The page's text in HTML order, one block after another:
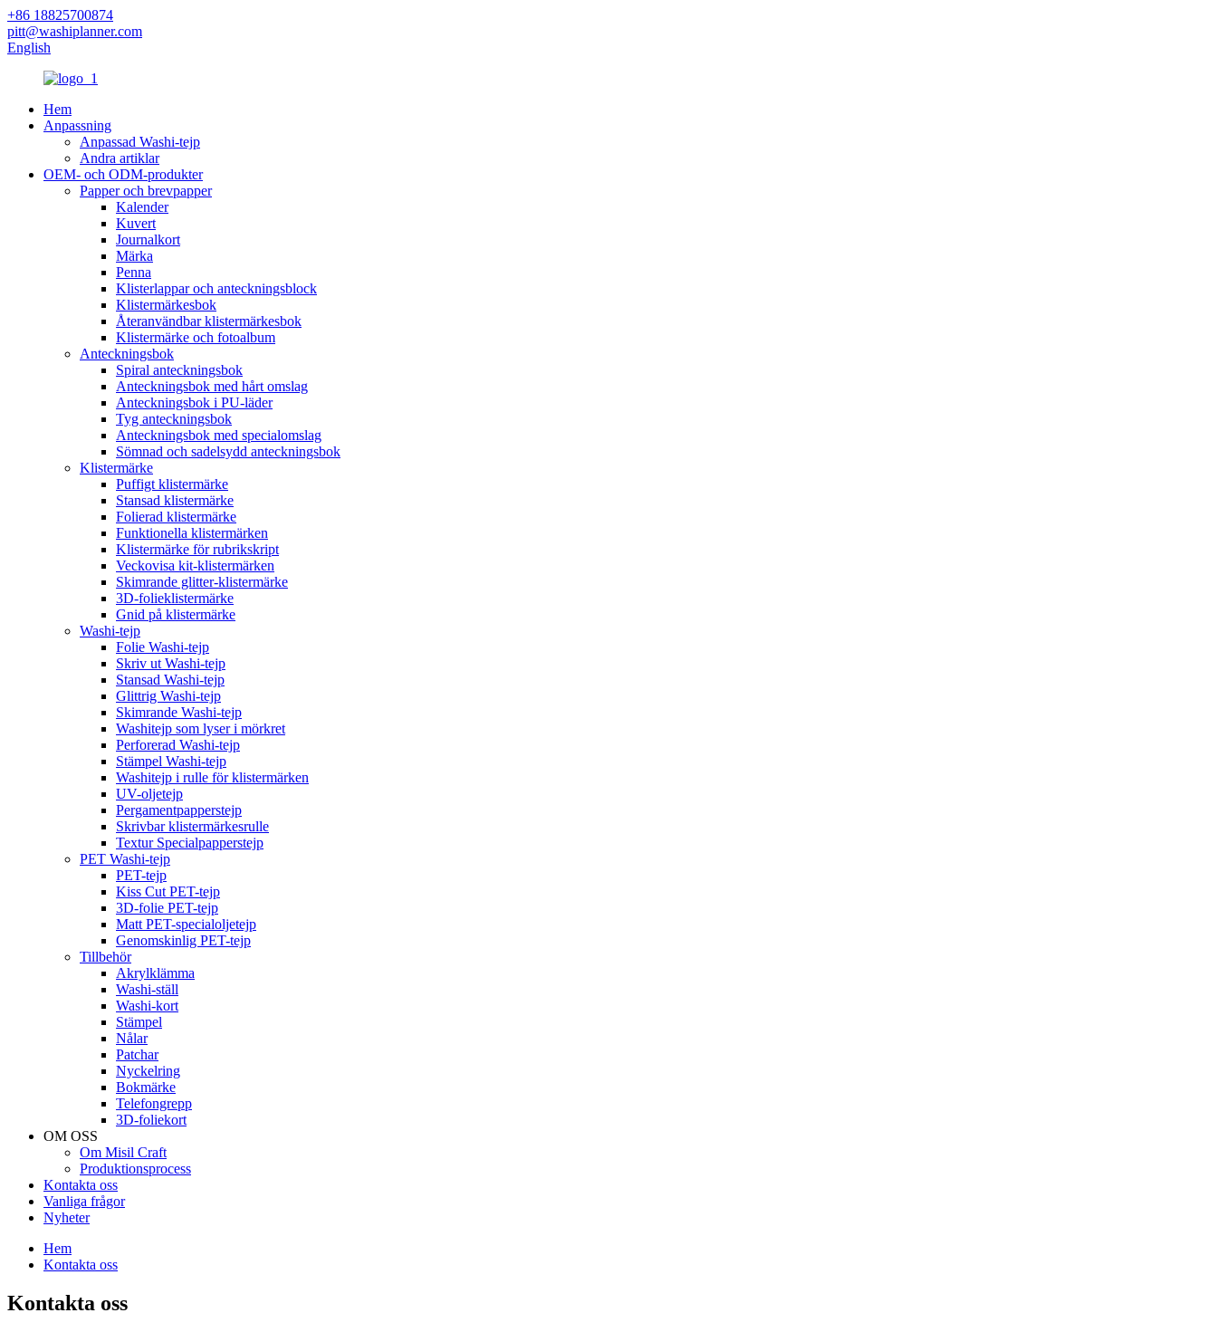
+86 18825700874
pitt@washiplanner.com
English
Hem
Anpassning
Anpassad Washi-tejp
Andra artiklar
OEM- och ODM-produkter
Papper och brevpapper
Kalender
Kuvert
Journalkort
Märka
Penna
Klisterlappar och anteckningsblock
Klistermärkesbok
Återanvändbar klistermärkesbok
Klistermärke och fotoalbum
Anteckningsbok
Spiral anteckningsbok
Anteckningsbok med hårt omslag
Anteckningsbok i PU-läder
Tyg anteckningsbok
Anteckningsbok med specialomslag
Sömnad och sadelsydd anteckningsbok
Klistermärke
Puffigt klistermärke
Stansad klistermärke
Folierad klistermärke
Funktionella klistermärken
Klistermärke för rubrikskript
Veckovisa kit-klistermärken
Skimrande glitter-klistermärke
3D-folieklistermärke
Gnid på klistermärke
Washi-tejp
Folie Washi-tejp
Skriv ut Washi-tejp
Stansad Washi-tejp
Glittrig Washi-tejp
Skimrande Washi-tejp
Washitejp som lyser i mörkret
Perforerad Washi-tejp
Stämpel Washi-tejp
Washitejp i rulle för klistermärken
UV-oljetejp
Pergamentpapperstejp
Skrivbar klistermärkesrulle
Textur Specialpapperstejp
PET Washi-tejp
PET-tejp
Kiss Cut PET-tejp
3D-folie PET-tejp
Matt PET-specialoljetejp
Genomskinlig PET-tejp
Tillbehör
Akrylklämma
Washi-ställ
Washi-kort
Stämpel
Nålar
Patchar
Nyckelring
Bokmärke
Telefongrepp
3D-foliekort
OM OSS
Om Misil Craft
Produktionsprocess
Kontakta oss
Vanliga frågor
Nyheter
Hem
Kontakta oss
Kontakta oss